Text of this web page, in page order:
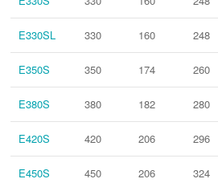
E330SL 330 160 248
E350S 350 174 260
E380S 380 182 280
E420S 420 206 296
E450S 450 206 324